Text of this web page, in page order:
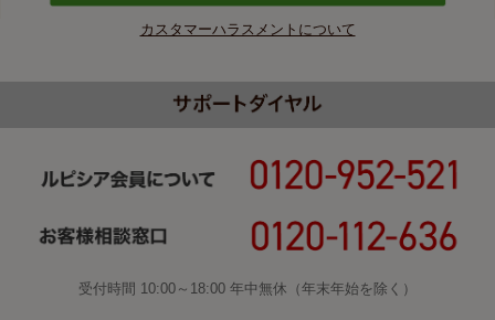
カスタマーハラスメントについて
受付時間 10:00～18:00 年中無休（年末年始を除く）